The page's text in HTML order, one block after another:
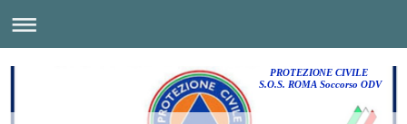
PROTEZIONE CIVILE
S.O.S. ROMA Soccorso ODV